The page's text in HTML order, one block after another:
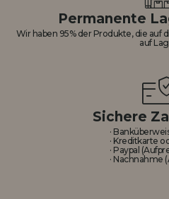
Permanente
Wir haben 95% der Produkte, die auf
auf
Sichere
·
· Kreditkarte
· Paypal
· Nachnahme